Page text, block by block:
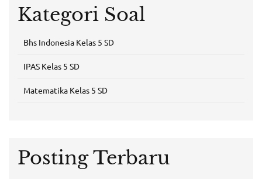
Kategori Soal
Bhs Indonesia Kelas 5 SD
IPAS Kelas 5 SD
Matematika Kelas 5 SD
Posting Terbaru